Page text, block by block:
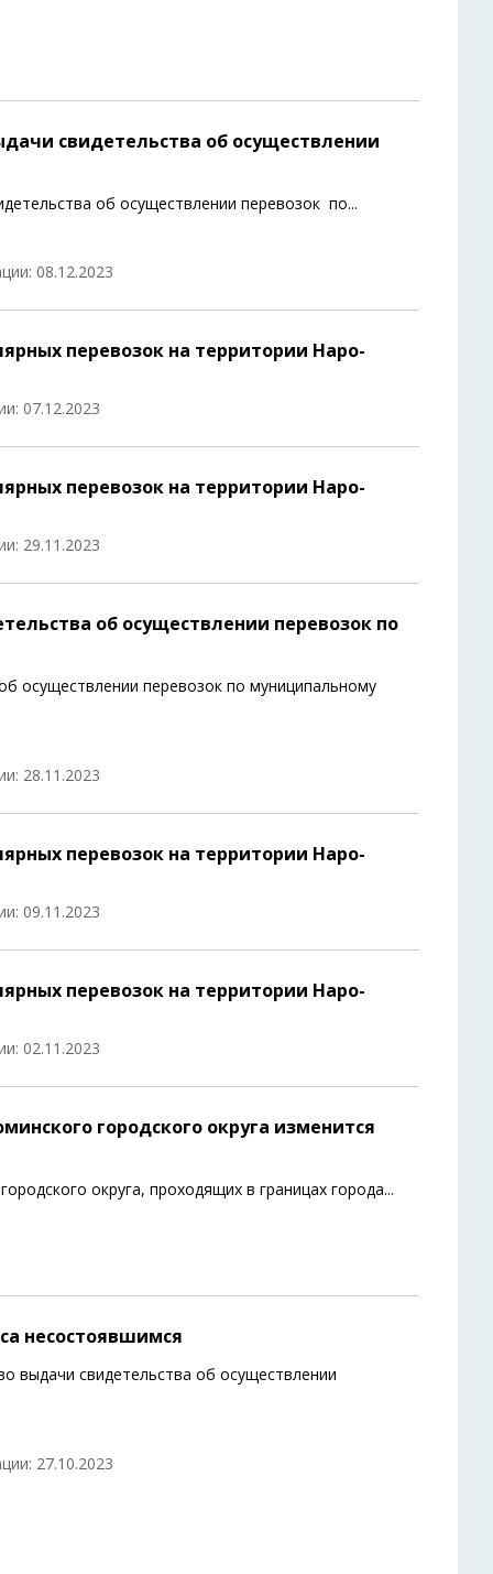
свидетельства об осуществлении
об осуществлении перевозок по...
08.12.2023
перевозок на территории Наро-
07.12.2023
перевозок на территории Наро-
29.11.2023
об осуществлении перевозок по
осуществлении перевозок по муниципальному
28.11.2023
перевозок на территории Наро-
09.11.2023
перевозок на территории Наро-
02.11.2023
городского округа изменится
округа, проходящих в границах города...
несостоявшимся
выдачи свидетельства об осуществлении
27.10.2023